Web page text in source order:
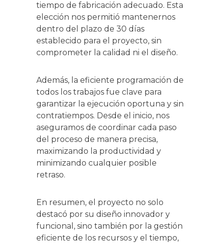
tiempo de fabricación adecuado. Esta
elección nos permitió mantenernos
dentro del plazo de 30 días
establecido para el proyecto, sin
comprometer la calidad ni el diseño.
Además, la eficiente programación de
todos los trabajos fue clave para
garantizar la ejecución oportuna y sin
contratiempos. Desde el inicio, nos
aseguramos de coordinar cada paso
del proceso de manera precisa,
maximizando la productividad y
minimizando cualquier posible
retraso.
En resumen, el proyecto no solo
destacó por su diseño innovador y
funcional, sino también por la gestión
eficiente de los recursos y el tiempo,